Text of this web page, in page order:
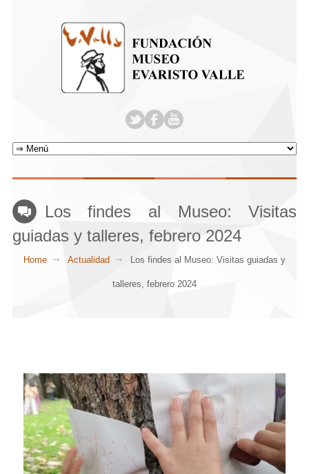
Los findes al Museo: Visitas
guiadas y talleres, febrero 2024
Home Actualidad Los findes al Museo: Visitas guiadas y
talleres, febrero 2024